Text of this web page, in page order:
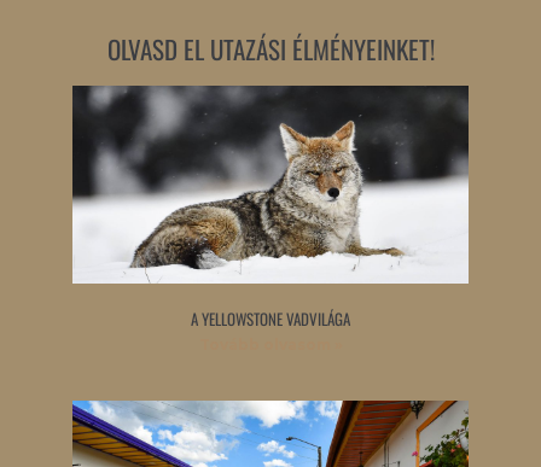
OLVASD EL UTAZÁSI ÉLMÉNYEINKET!
A YELLOWSTONE VADVILÁGA